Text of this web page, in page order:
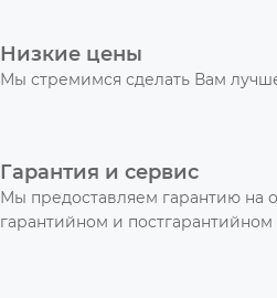
Низкие цены
Мы стремимся сделать Вам
Гарантия и сервис
Мы предоставляем гарантию на
гарантийном и